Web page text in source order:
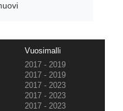
Vuosimalli
2017 - 2019
2017 - 2019
2017 - 2023
2017 - 2023
2017 - 2023